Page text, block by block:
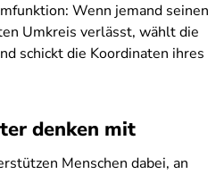
Wenn jemand seinen
Umkreis verlässt, wählt die
schickt die Koordinaten ihres
denken mit
Menschen dabei, an